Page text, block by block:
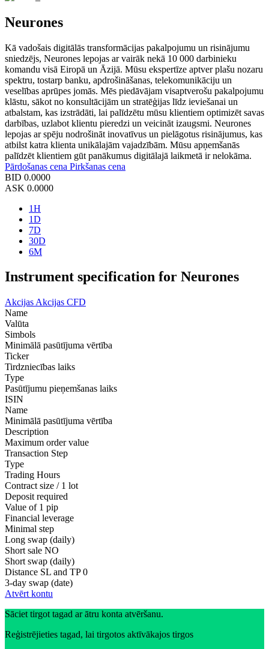
Neurones
Kā vadošais digitālās transformācijas pakalpojumu un risinājumu
sniedzējs, Neurones lepojas ar vairāk nekā 10 000 darbinieku
komandu visā Eiropā un Āzijā. Mūsu ekspertīze aptver plašu nozaru
spektru, tostarp banku, apdrošināšanas, telekomunikāciju un
veselības aprūpes jomās. Mēs piedāvājam visaptverošu pakalpojumu
klāstu, sākot no konsultācijām un stratēģijas līdz ieviešanai un
atbalstam, kas izstrādāti, lai palīdzētu mūsu klientiem optimizēt savas
darbības, uzlabot klientu pieredzi un veicināt izaugsmi. Neurones
lepojas ar spēju nodrošināt inovatīvus un pielāgotus risinājumus, kas
atbilst katra klienta unikālajām vajadzībām. Mūsu apņemšanās
palīdzēt klientiem gūt panākumus digitālajā laikmetā ir nelokāma.
Pārdošanas cena Pirkšanas cena
BID 0.0000
ASK 0.0000
1H
1D
7D
30D
6M
Instrument specification for Neurones
Akcijas Akcijas CFD
Name
Valūta
Simbols
Minimālā pasūtījuma vērtība
Ticker
Tirdzniecības laiks
Type
Pasūtījumu pieņemšanas laiks
ISIN
Name
Minimālā pasūtījuma vērtība
Description
Maximum order value
Transaction Step
Type
Trading Hours
Contract size / 1 lot
Deposit required
Value of 1 pip
Financial leverage
Minimal step
Long swap (daily)
Short sale NO
Short swap (daily)
Distance SL and TP 0
3-day swap (date)
Atvērt kontu
Sāciet tirgot tagad ar ātru konta atvēršanu.
Reģistrējieties tagad, lai tirgotos aktīvākajos tirgos